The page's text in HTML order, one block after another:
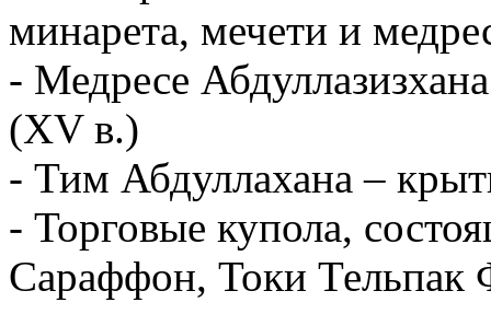
минарета, мечети и
- Медресе
(XV в.)
- Тим Абдуллахана –
- Торговые купола,
Сараффон, Токи Тельпак